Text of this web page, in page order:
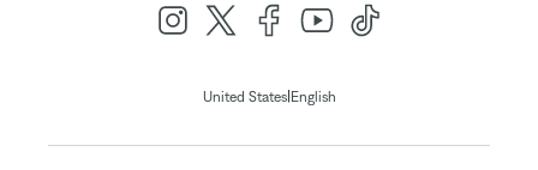
United States| English